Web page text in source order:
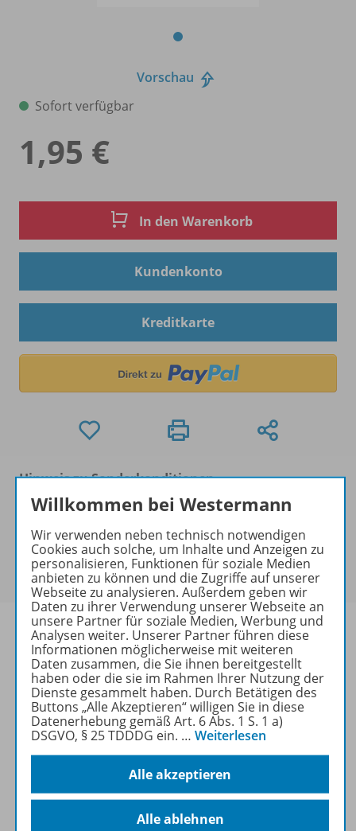
Vorschau
Sofort verfügbar
1,95 €
In den Warenkorb
Kundenkonto
Kreditkarte
Hinweis zu Sonderkonditionen
Bei Bezahlung über Paypal und Kreditkarte können
keine Sonderkonditionen gewährt werden.
Sie haben ein passendesSpar-Paket?
Um den für Sie gültigen Preis zu sehen,melden Sie
sich bitte an.
Informationen
Weitere Inhalte der Ausgabe
Spar-Pakete
Willkommen bei Westermann
Wir verwenden neben technisch notwendigen
Cookies auch solche, um Inhalte und Anzeigen zu
personalisieren, Funktionen für soziale Medien
anbieten zu können und die Zugriffe auf unserer
Webseite zu analysieren. Außerdem geben wir
Daten zu ihrer Verwendung unserer Webseite an
unsere Partner für soziale Medien, Werbung und
Analysen weiter. Unserer Partner führen diese
Informationen möglicherweise mit weiteren
Daten zusammen, die Sie ihnen bereitgestellt
haben oder die sie im Rahmen Ihrer Nutzung der
Dienste gesammelt haben. Durch Betätigen des
Buttons „Alle Akzeptieren“ willigen Sie in diese
Datenerhebung gemäß Art. 6 Abs. 1 S. 1 a)
DSGVO, § 25 TDDDG ein. … Weiterlesen
Alle akzeptieren
Alle ablehnen